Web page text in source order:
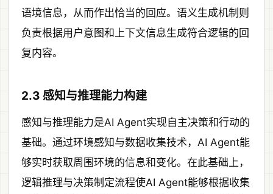
语境信息，从而作出恰当的回应。语义生成机制则
负责根据用户意图和上下文信息生成符合逻辑的回
复内容。
2.3 感知与推理能力构建
感知与推理能力是AI Agent实现自主决策和行动的
基础。通过环境感知与数据收集技术，AI Agent能
够实时获取周围环境的信息和变化。在此基础上，
逻辑推理与决策制定流程使AI Agent能够根据收集